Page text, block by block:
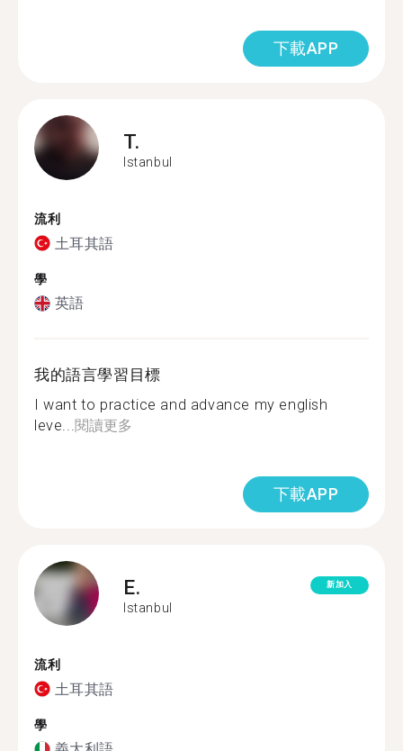
下載APP
T.
Istanbul
流利
土耳其語
學
英語
我的語言學習目標
I want to practice and advance my english
leve...閱讀更多
下載APP
E.
Istanbul
新加入
流利
土耳其語
學